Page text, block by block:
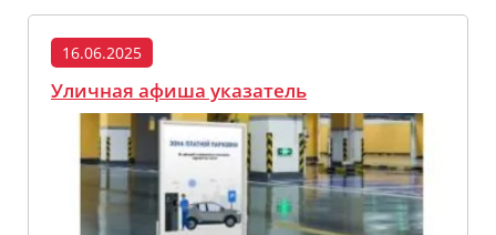
16.06.2025
Уличная афиша указатель